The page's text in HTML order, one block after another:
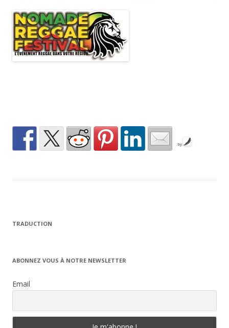
by
TRADUCTION
ABONNEZ VOUS À NOTRE NEWSLETTER
Email